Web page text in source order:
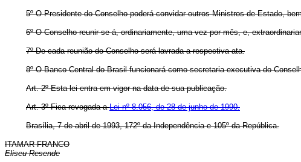
5º O Presidente do Conselho poderá convidar outros Ministros de Estado,
6º O Conselho reunir-se-á, ordinariamente, uma vez por mês, e,
7º De cada reunião do Conselho será lavrada a respectiva ata.
8º O Banco Central do Brasil funcionará como secretaria-executiva do
Art. 2º Esta lei entra em vigor na data de sua publicação.
Art. 3º Fica revogada aLei nº 8.056, de 28 de junho de 1990.
Brasília, 7 de abril de 1993, 172º da Independência e 105º da República.
ITAMAR FRANCO
Eliseu Resende